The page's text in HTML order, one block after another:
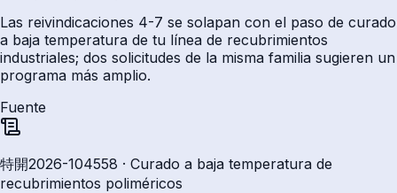
Las reivindicaciones 4-7 se solapan con el paso de curado
a baja temperatura de tu línea de recubrimientos
industriales; dos solicitudes de la misma familia sugieren un
programa más amplio.
Fuente
特開2026-104558 · Curado a baja temperatura de
recubrimientos poliméricos